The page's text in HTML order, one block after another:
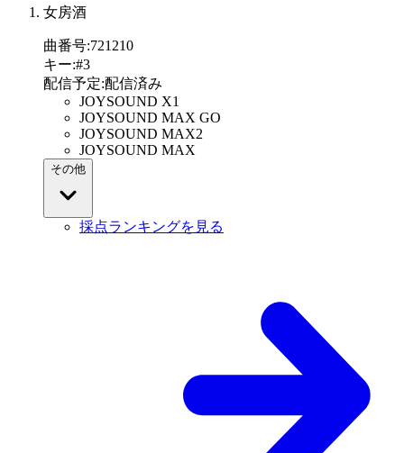
女房酒
曲番号:721210
キー:#3
配信予定:配信済み
JOYSOUND X1
JOYSOUND MAX GO
JOYSOUND MAX2
JOYSOUND MAX
その他
採点ランキングを見る